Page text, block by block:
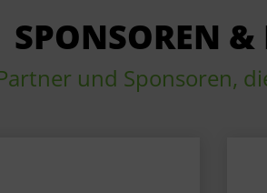
SPONSOREN &
und Sponsoren,